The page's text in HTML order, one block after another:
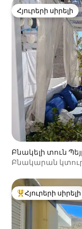
Հյուրերի սիրելի
Հյուրերի սիրելի
Բնակելի տուն
Բնակարան
Հյուրերի սիրելի
Հյուրերի սիրելի